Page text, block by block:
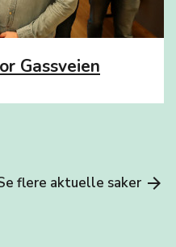
Gassveien
flere aktuelle saker arrow_forward